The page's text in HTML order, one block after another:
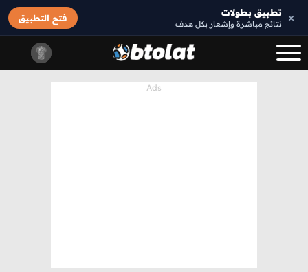
× تطبيق بطولات
نتائج مباشرة وإشعار بكل هدف
فتح التطبيق